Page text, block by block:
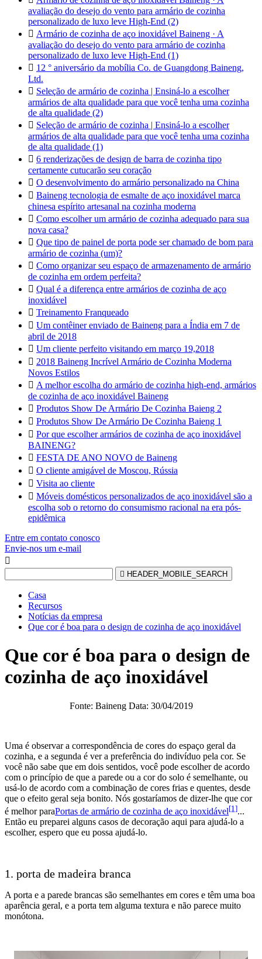
avaliação do desejo do vento para armário de cozinha
personalizado de luxo leve High-End (2)
 Armário de cozinha de aço inoxidável Baineng · A
avaliação do desejo do vento para armário de cozinha
personalizado de luxo leve High-End (1)
 12 ° aniversário da mobília Co. de Guangdong Baineng,
Ltd.
 Seleção de armário de cozinha | Ensiná-lo a escolher
armários de alta qualidade para que você tenha uma cozinha
de alta qualidade (2)
 Seleção de armário de cozinha | Ensiná-lo a escolher
armários de alta qualidade para que você tenha uma cozinha
de alta qualidade (1)
 6 renderizações de design de barra de cozinha tipo
certamente cutucarão seu coração
 O desenvolvimento do armário personalizado na China
 Baineng tecnologia de esmalte de aço inoxidável marca
chinesa espírito artesanal na cozinha moderna
 Como escolher um armário de cozinha adequado para sua
nova casa?
 Que tipo de painel de porta pode ser chamado de bom para
armário de cozinha (um)?
 Como organizar seu espaço de armazenamento de armário
de cozinha em ordem perfeita?
 Qual é a diferença entre armários de cozinha de aço
inoxidável
 Treinamento Franqueado
 Um contêiner enviado de Baineng para a Índia em 7 de
abril de 2018
 Um cliente perfeito visitando em março 19,2018
 2018 Baineng Incrível Armário de Cozinha Moderna
Novos Estilos
 A melhor escolha do armário de cozinha high-end, armários
de cozinha de aço inoxidável Baineng
 Produtos Show De Armário De Cozinha Baieng 2
 Produtos Show De Armário De Cozinha Baieng 1
 Por que escolher armários de cozinha de aço inoxidável
BAINENG?
 FESTA DE ANO NOVO de Baineng
 O cliente amigável de Moscou, Rússia
 Visita ao cliente
 Móveis domésticos personalizados de aço inoxidável são a
escolha sob o retorno do consumismo racional na era pós-
epidêmica
Entre em contato conosco
Envie-nos um e-mail

 HEADER_MOBILE_SEARCH
Casa
Recursos
Notícias da empresa
Que cor é boa para o design de cozinha de aço inoxidável
Que cor é boa para o design de
cozinha de aço inoxidável
Fonte: Baineng Data: 30/04/2019
Uma é observar a correspondência de cores do espaço geral da
cozinha, e a segunda é ver a preferência do indivíduo pela cor. Se
você não sabe que em dois sentidos, você pode escolher de acordo
com o princípio de que a parede ou a cor do solo é semelhante, ou
usá-lo de acordo com a combinação de cores frias e quentes, desde
que o efeito geral seja bonito. Nós gostaríamos de dizer-lhe que cor
é melhor paraPortas de armário de cozinha de aço inoxidável[1]...
Então eu preparei alguns casos de decoração aqui para ajudá-lo a
escolher, espero que eu possa ajudá-lo.
1. porta de madeira branca
A porta e a parede brancas são semelhantes em cores e têm uma boa
aparência geral, e a porta tem alguma textura e não parece muito
monótona.